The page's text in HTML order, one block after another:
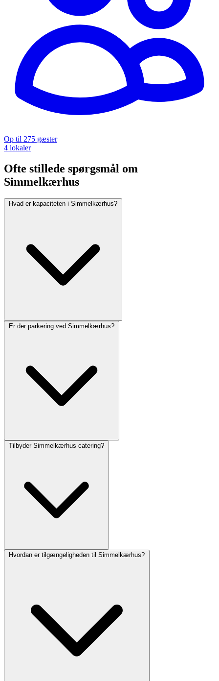
Op til 275 gæster
4 lokaler
Ofte stillede spørgsmål om
Simmelkærhus
Hvad er kapaciteten i Simmelkærhus?
Er der parkering ved Simmelkærhus?
Tilbyder Simmelkærhus catering?
Hvordan er tilgængeligheden til Simmelkærhus?